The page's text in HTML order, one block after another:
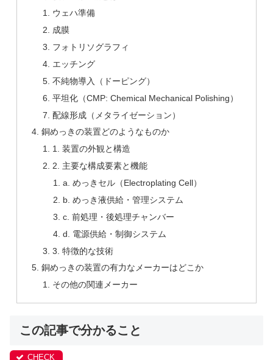
ウェハ準備
成膜
フォトリソグラフィ
エッチング
不純物導入（ドーピング）
平坦化（CMP: Chemical Mechanical Polishing）
配線形成（メタライゼーション）
銅めっきの装置どのようなものか
1. 装置の外観と構造
2. 主要な構成要素と機能
a. めっきセル（Electroplating Cell）
b. めっき液供給・管理システム
c. 前処理・後処理チャンバー
d. 電源供給・制御システム
3. 特徴的な技術
銅めっきの装置の有力なメーカーはどこか
その他の関連メーカー
この記事で分かること